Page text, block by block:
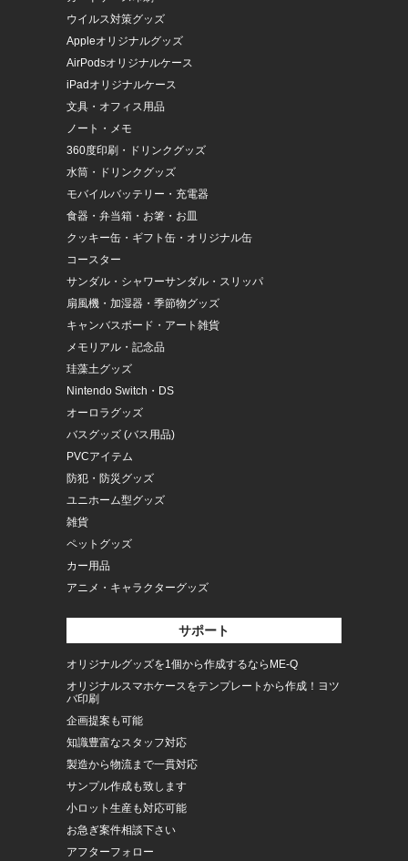
ウイルス対策グッズ
Appleオリジナルグッズ
AirPodsオリジナルケース
iPadオリジナルケース
文具・オフィス用品
ノート・メモ
360度印刷・ドリンクグッズ
水筒・ドリンクグッズ
モバイルバッテリー・充電器
食器・弁当箱・お箸・お皿
クッキー缶・ギフト缶・オリジナル缶
コースター
サンダル・シャワーサンダル・スリッパ
扇風機・加湿器・季節物グッズ
キャンバスボード・アート雑貨
メモリアル・記念品
珪藻土グッズ
Nintendo Switch・DS
オーロラグッズ
バスグッズ (バス用品)
PVCアイテム
防犯・防災グッズ
ユニホーム型グッズ
雑貨
ペットグッズ
カー用品
アニメ・キャラクターグッズ
サポート
オリジナルグッズを1個から作成するならME-Q
オリジナルスマホケースをテンプレートから作成！ヨツ
バ印刷
企画提案も可能
知識豊富なスタッフ対応
製造から物流まで一貫対応
サンプル作成も致します
小ロット生産も対応可能
お急ぎ案件相談下さい
アフターフォロー